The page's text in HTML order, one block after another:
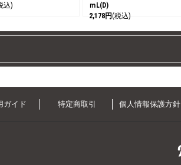
込)
ｍL(D)
2,178円(税込)
ガイド 特定商取引 個人情報保護方針